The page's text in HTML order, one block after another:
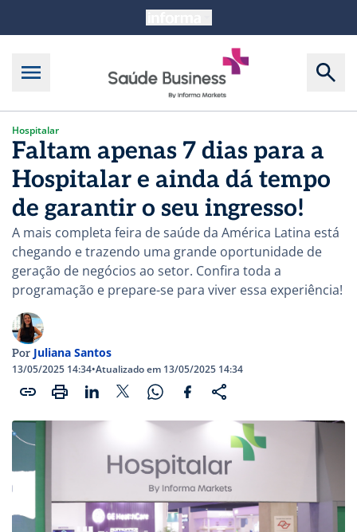
Hospitalar
Faltam apenas 7 dias para a
Hospitalar e ainda dá tempo
de garantir o seu ingresso!
A mais completa feira de saúde da América Latina está
chegando e trazendo uma grande oportunidade de
geração de negócios ao setor. Confira toda a
programação e prepare-se para viver essa experiência!
Por Juliana Santos
13/05/2025 14:34•Atualizado em 13/05/2025 14:34